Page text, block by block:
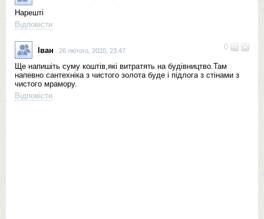
Нарешті
Відповісти
0
Іван 26 лютого, 2020, 23:47
Ще напишіть суму коштів,які витратять на будівництво.Там
напевно сантехніка з чистого золота буде і підлога з стінами з
чистого мрамору.
Відповісти